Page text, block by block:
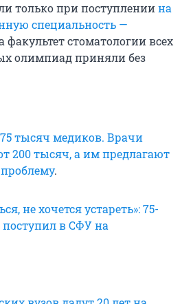
только при поступлениина
специальность —
факультет стоматологии всех
олимпиад приняли без
тысяч медиков. Врачи
200 тысяч, а им предлагают
.
не хочется устареть»: 75-
в СФУ на